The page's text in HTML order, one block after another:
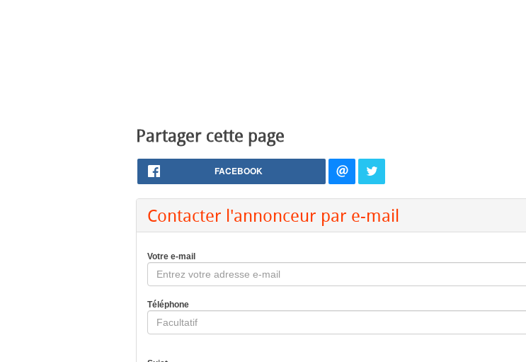
Partager cette page
FACEBOOK
Contacter l'annonceur par e-mail
Votre e-mail
Téléphone